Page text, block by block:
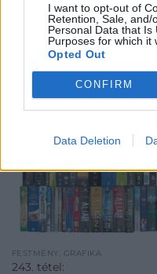
I want to opt-out of
Retention, Sale, and/
Personal Data that Is
Purposes for which it
Opted Out
CONFIRM
Data Deletion
KAPCSOLÓDÓ
FESTMÉNY, GRAFIKA
243. tétel: